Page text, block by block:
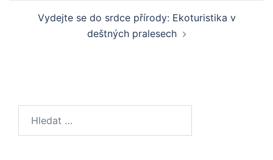
Vydejte se do srdce přírody: Ekoturistika v
deštných pralesech